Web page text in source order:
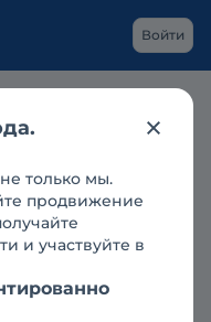
Войти
₽
только мы.
продвижение
и участвуйте в